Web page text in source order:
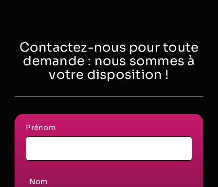
Contactez-nous pour toute
demande : nous sommes à
votre disposition !
Prénom
Nom